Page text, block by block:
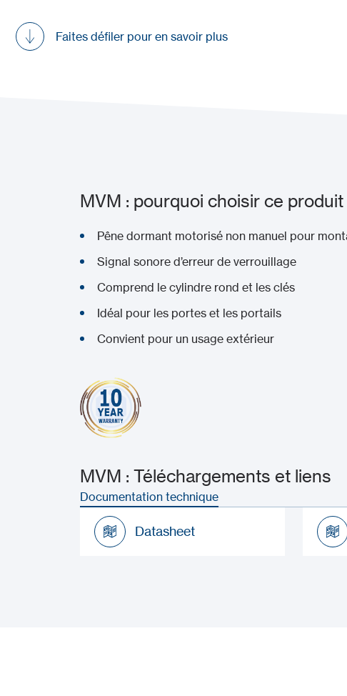
Faites défiler pour en savoir plus
MVM : pourquoi choisir ce produit
Pêne dormant motorisé non manuel pour
Signal sonore d’erreur de verrouillage
Comprend le cylindre rond et les clés
Idéal pour les portes et les portails
Convient pour un usage extérieur
MVM : Téléchargements et liens
Documentation technique
Datasheet